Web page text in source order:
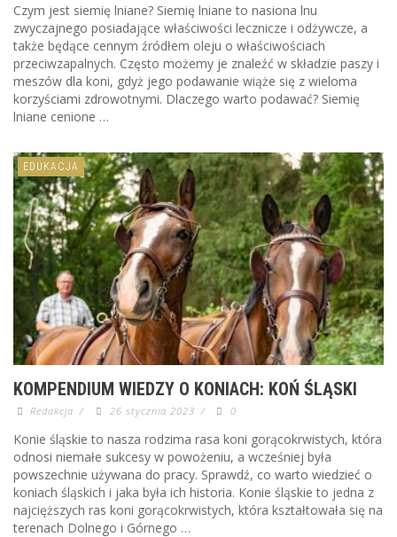
Czym jest siemię lniane? Siemię lniane to nasiona lnu
zwyczajnego posiadające właściwości lecznicze i odżywcze, a
także będące cennym źródłem oleju o właściwościach
przeciwzapalnych. Często możemy je znaleźć w składzie paszy i
meszów dla koni, gdyż jego podawanie wiąże się z wieloma
korzyściami zdrowotnymi. Dlaczego warto podawać? Siemię
lniane cenione …
EDUKACJA
KOMPENDIUM WIEDZY O KONIACH: KOŃ ŚLĄSKI
Redakcja / 26 stycznia 2023 / 0
Konie śląskie to nasza rodzima rasa koni gorącokrwistych, która
odnosi niemałe sukcesy w powożeniu, a wcześniej była
powszechnie używana do pracy. Sprawdź, co warto wiedzieć o
koniach śląskich i jaka była ich historia. Konie śląskie to jedna z
najcięższych ras koni gorącokrwistych, która kształtowała się na
terenach Dolnego i Górnego …